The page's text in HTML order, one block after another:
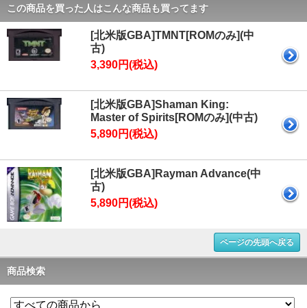
この商品を買った人はこんな商品も買ってます
[北米版GBA]TMNT[ROMのみ](中
古)
3,390円(税込)
[北米版GBA]Shaman King:
Master of Spirits[ROMのみ](中古)
5,890円(税込)
[北米版GBA]Rayman Advance(中
古)
5,890円(税込)
ページの先頭へ戻る
商品検索